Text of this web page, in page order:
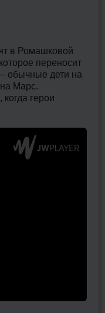
в Ромашковой
переносит
обычные дети на
Марс.
герои